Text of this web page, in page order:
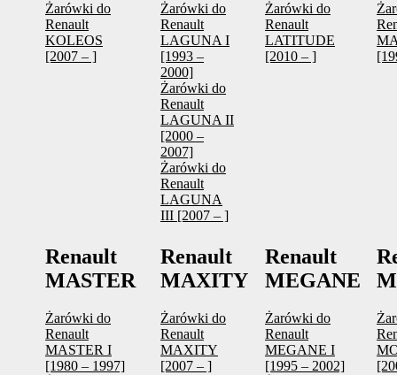
Żarówki do
Renault
KOLEOS
[2007 – ]
Żarówki do
Renault
LAGUNA I
[1993 –
2000]
Żarówki do
Renault
LAGUNA II
[2000 –
2007]
Żarówki do
Renault
LAGUNA
III [2007 – ]
Żarówki do
Renault
LATITUDE
[2010 – ]
Renault
MASTER
Żarówki do
Renault
MASTER I
[1980 – 1997]
Renault
MAXITY
Żarówki do
Renault
MAXITY
[2007 – ]
Renault
MEGANE
Żarówki do
Renault
MEGANE I
[1995 – 2002]